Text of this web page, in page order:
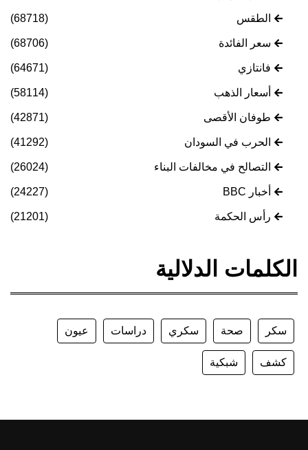
الطقس (68718)
سعر الفائدة (68706)
فانتازي (64671)
أسعار الذهب (58114)
طوفان الأقصى (42871)
الحرب في السودان (41292)
التصالح في مخالفات البناء (26024)
أخبار BBC (24227)
رأس الحكمة (21201)
الكلمات الدلالية
سكر صحة سكري دراسات عيون
كشف شبكية